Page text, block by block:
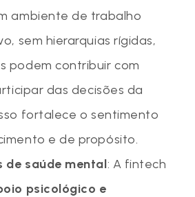
ambiente de trabalho
sem hierarquias rígidas,
podem contribuir com
das decisões da
fortalece o sentimento
e de propósito.
de saúde mental: A fintech
psicológico e